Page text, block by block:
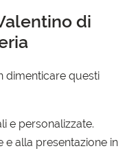
di
dimenticare questi
e personalizzate.
e alla presentazione in